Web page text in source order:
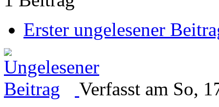
Erster ungelesener
Verfasst am So,